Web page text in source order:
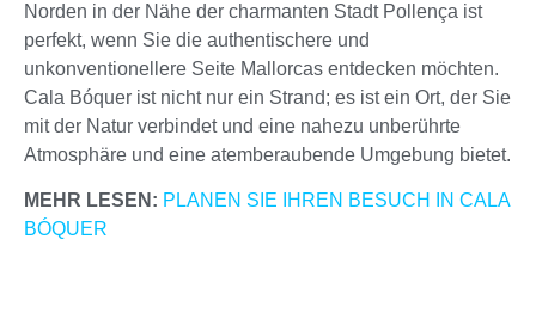
Norden in der Nähe der charmanten Stadt Pollença ist
perfekt, wenn Sie die authentischere und
unkonventionellere Seite Mallorcas entdecken möchten.
Cala Bóquer ist nicht nur ein Strand; es ist ein Ort, der Sie
mit der Natur verbindet und eine nahezu unberührte
Atmosphäre und eine atemberaubende Umgebung bietet.
MEHR LESEN: PLANEN SIE IHREN BESUCH IN CALA
BÓQUER